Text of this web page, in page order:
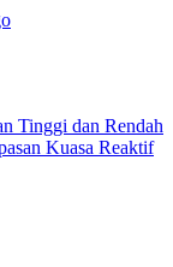
Tinggi dan Rendah
Kuasa Reaktif